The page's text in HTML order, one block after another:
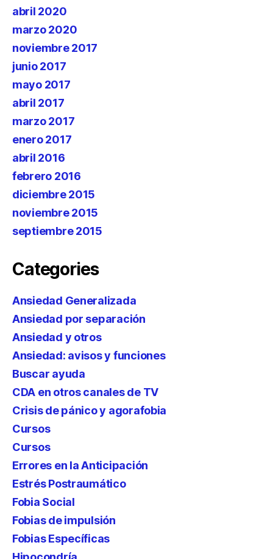
abril 2020
marzo 2020
noviembre 2017
junio 2017
mayo 2017
abril 2017
marzo 2017
enero 2017
abril 2016
febrero 2016
diciembre 2015
noviembre 2015
septiembre 2015
Categories
Ansiedad Generalizada
Ansiedad por separación
Ansiedad y otros
Ansiedad: avisos y funciones
Buscar ayuda
CDA en otros canales de TV
Crisis de pánico y agorafobia
Cursos
Cursos
Errores en la Anticipación
Estrés Postraumático
Fobia Social
Fobias de impulsión
Fobias Específicas